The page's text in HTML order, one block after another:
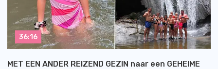
MET EEN ANDER REIZEND GEZIN naar een GEHEIME
36:16